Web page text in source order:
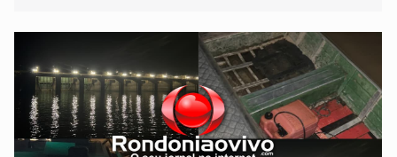
bolo e canto de parabéns dedicado aos pais